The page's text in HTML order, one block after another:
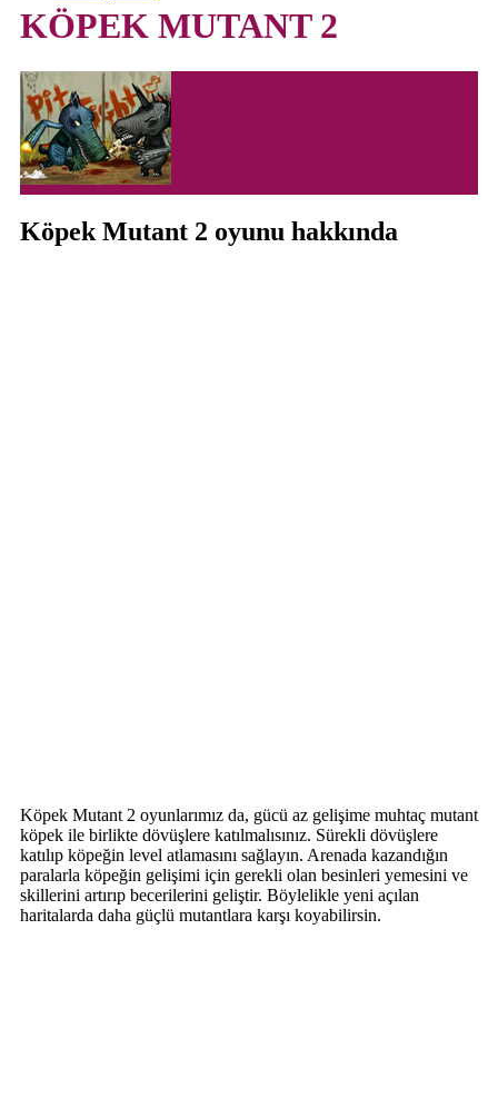
KÖPEK MUTANT 2
Köpek Mutant 2 oyunu hakkında
Köpek Mutant 2 oyunlarımız da, gücü az gelişime muhtaç mutant
köpek ile birlikte dövüşlere katılmalısınız. Sürekli dövüşlere
katılıp köpeğin level atlamasını sağlayın. Arenada kazandığın
paralarla köpeğin gelişimi için gerekli olan besinleri yemesini ve
skillerini artırıp becerilerini geliştir. Böylelikle yeni açılan
haritalarda daha güçlü mutantlara karşı koyabilirsin.